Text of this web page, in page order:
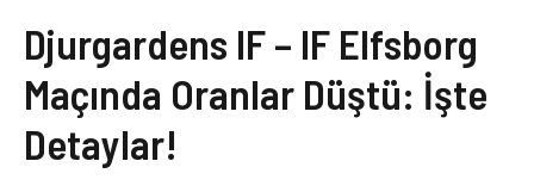
Djurgardens IF – IF Elfsborg
Maçında Oranlar Düştü: İşte
Detaylar!